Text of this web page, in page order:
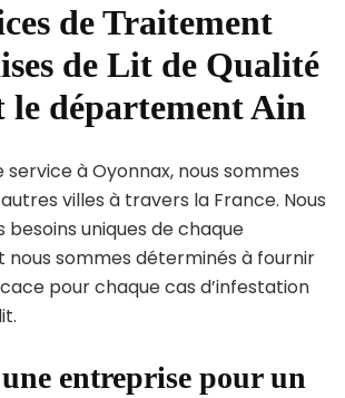
de Traitement
de Lit de Qualité
le département Ain
service à Oyonnax, nous sommes
villes à travers la France. Nous
uniques de chaque
sommes déterminés à fournir
pour chaque cas d’infestation
entreprise pour un